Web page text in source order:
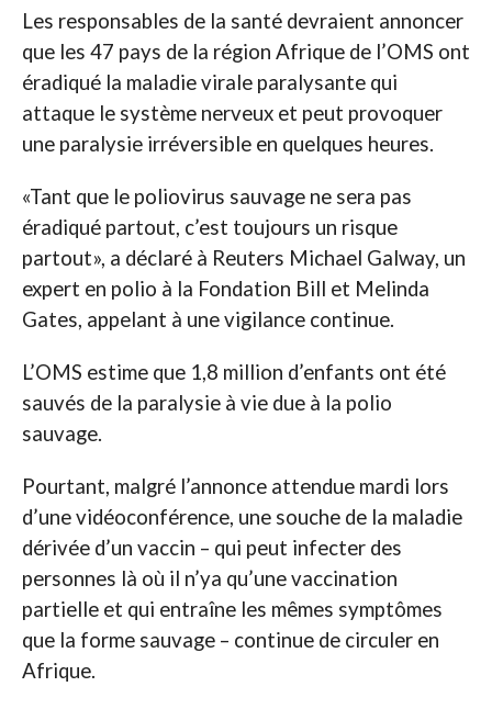
Les responsables de la santé devraient annoncer
que les 47 pays de la région Afrique de l’OMS ont
éradiqué la maladie virale paralysante qui
attaque le système nerveux et peut provoquer
une paralysie irréversible en quelques heures.
«Tant que le poliovirus sauvage ne sera pas
éradiqué partout, c’est toujours un risque
partout», a déclaré à Reuters Michael Galway, un
expert en polio à la Fondation Bill et Melinda
Gates, appelant à une vigilance continue.
L’OMS estime que 1,8 million d’enfants ont été
sauvés de la paralysie à vie due à la polio
sauvage.
Pourtant, malgré l’annonce attendue mardi lors
d’une vidéoconférence, une souche de la maladie
dérivée d’un vaccin – qui peut infecter des
personnes là où il n’ya qu’une vaccination
partielle et qui entraîne les mêmes symptômes
que la forme sauvage – continue de circuler en
Afrique.